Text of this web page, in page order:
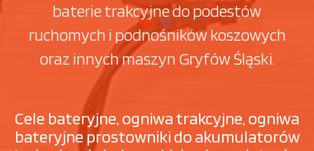
baterie trakcyjne do podestów
ruchomych i podnośników koszowych
oraz innych maszyn Gryfów Śląski.
Cele bateryjne, ogniwa trakcyjne, ogniwa
bateryjne prostowniki do akumulatorów